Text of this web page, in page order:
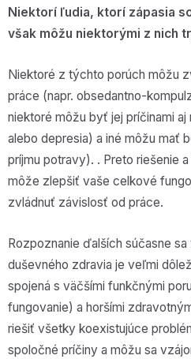
Niektorí ľudia, ktorí zápasia
však môžu niektorými z nich
Niektoré z týchto porúch môžu
práce (napr. obsedantno-
niektoré môžu byť jej príčinami aj
alebo depresia) a iné môžu mať
príjmu potravy). . Preto riešenie
môže zlepšiť vaše celkové
zvládnuť závislosť od práce.
Rozpoznanie ďalších súčasne
duševného zdravia je veľmi
spojená s väčšími funkčnými
fungovanie) a horšími
riešiť všetky koexistujúce
spoločné príčiny a môžu sa